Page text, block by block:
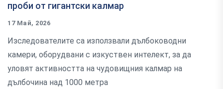
проби от гигантски калмар
17 Май, 2026
Изследователите са използвали дълбоководни
камери, оборудвани с изкуствен интелект, за да
уловят активността на чудовищния калмар на
дълбочина над 1000 метра